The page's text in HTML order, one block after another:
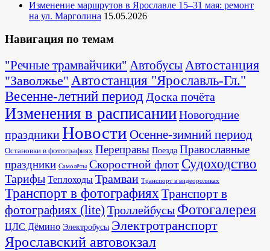
Изменение маршрутов в Ярославле 15–31 мая: ремонт
на ул. Марголина 15.05.2026
Навигация по темам
"Речные трамвайчики" АвтобусыАвтостанция
"Заволжье" Автостанция "Ярославль-Гл."
Весенне-летний период Доска почёта
Изменения в расписанииНовогодние
праздникиНовости Осенне-зимний период
Остановки в фотографиях Переправы Поезда Православные
праздники Самолёты Скоростной флот Судоходство
Тарифы Теплоходы Трамваи Транспорт в видеороликах
Транспорт в фотографияхТранспорт в
фотографиях (lite) Троллейбусы Фотогалерея
ЦЛС Дёмино Электробусы Электротранспорт
Ярославский автовокзал